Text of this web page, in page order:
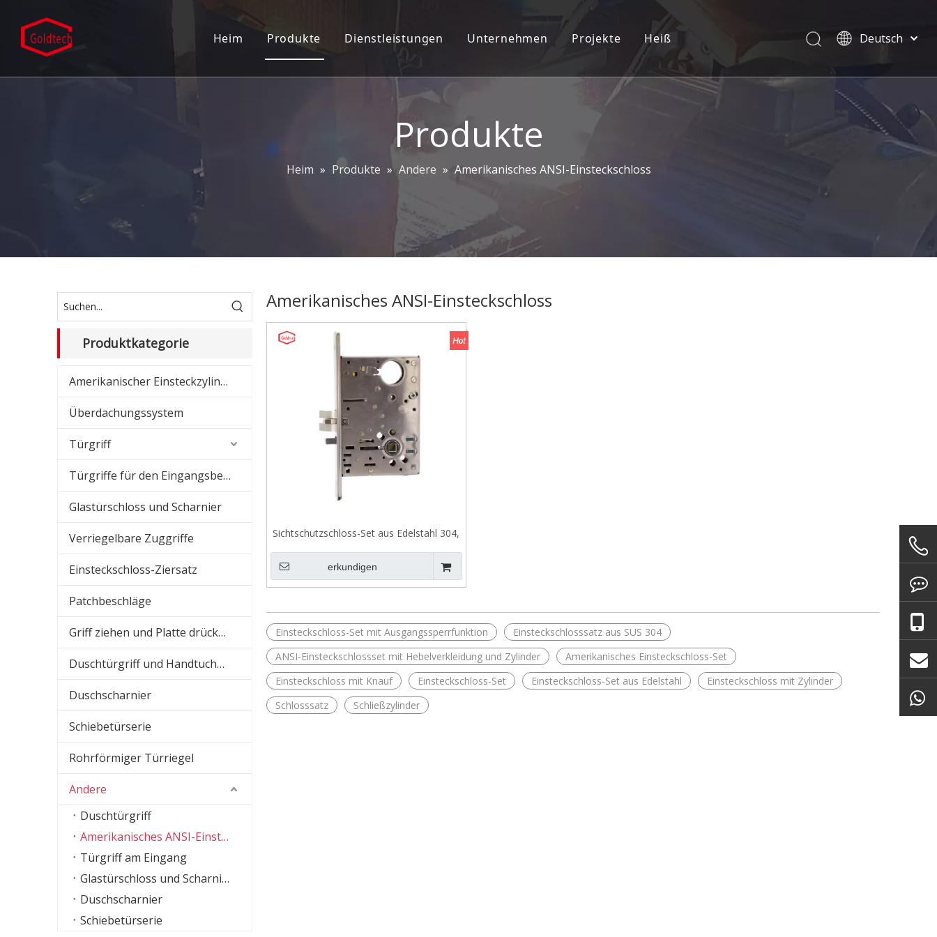
Heim Produkte
Türschlösser
Griff ziehen und Platte drücken
Schiebetürserie
Amerikanisches ANSI-Einsteckschloss
Amerikanischer Einsteckzylinder
Überdachungssystem
Glastür-Schließsystem
Dienstleistungen
ODM/OEM
CAD CAM
Unternehmen
Unser Team
Projekte Heiß
Deutsch
العربية
Español
Português
Produkte
Heim » Produkte » Andere » Amerikanisches ANSI-Einsteckschloss
Produktkategorie
Amerikanischer Einsteckzylinder
Überdachungssystem
Türgriff
Türgriffe für den Eingangsbereich
Glastürschloss und Scharnier
Verriegelbare Zuggriffe
Einsteckschloss-Ziersatz
Patchbeschläge
Griff ziehen und Platte drücken
Duschtürgriff und Handtuchhalter
Duschscharnier
Schiebetürserie
Rohrförmiger Türriegel
Andere
Duschtürgriff
Amerikanisches ANSI-Einsteckschloss
Türgriff am Eingang
Glastürschloss und Scharnier
Duschscharnier
Schiebetürserie
Amerikanisches ANSI-Einsteckschloss
Sichtschutzschloss-Set aus Edelstahl 304,
amerikanisches Einsteckschloss mit
Zierzylinder und Drehknauf
erkundigen
Einsteckschloss-Set mit Ausgangssperrfunktion
Einsteckschlosssatz aus SUS 304
ANSI-Einsteckschlossset mit Hebelverkleidung und Zylinder
Amerikanisches Einsteckschloss-Set
Einsteckschloss mit Knauf
Einsteckschloss-Set Einsteckschloss-Set aus Edelstahl
Einsteckschloss mit Zylinder
Schlosssatz
Schließzylinder